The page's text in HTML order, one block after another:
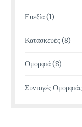
Ευεξία(1)
Κατασκευές (8)
Ομορφιά(8)
Συνταγές Ομορφιάς